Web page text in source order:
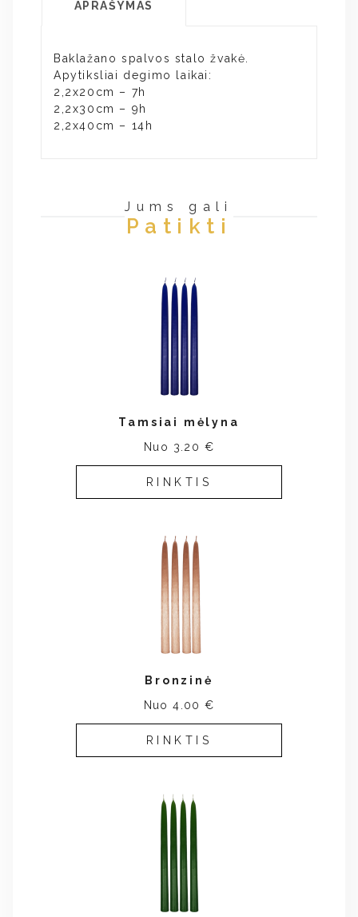
APRAŠYMAS
Baklažano spalvos stalo žvakė.
Apytiksliai degimo laikai:
2,2x20cm – 7h
2,2x30cm – 9h
2,2x40cm – 14h
Jums gali
Patikti
Tamsiai mėlyna
Nuo 3.20 €
RINKTIS
Bronzinė
Nuo 4.00 €
RINKTIS